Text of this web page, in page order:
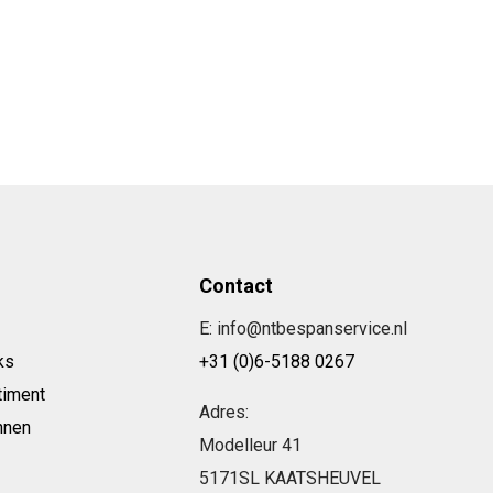
Contact
E: info@ntbespanservice.nl
+31 (0)6-5188 0267
Adres:
Modelleur 41
5171SL KAATSHEUVEL